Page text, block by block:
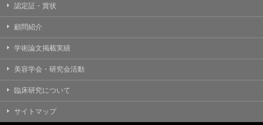
認定証・賞状
顧問紹介
学術論文掲載実績
美容学会・研究会活動
臨床研究について
サイトマップ